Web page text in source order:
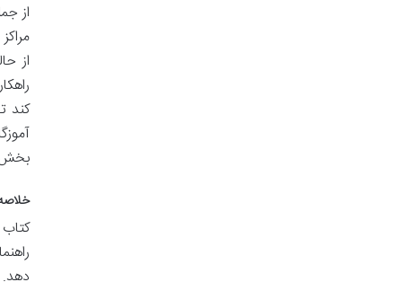
از
از
کند
بخش
دهد.